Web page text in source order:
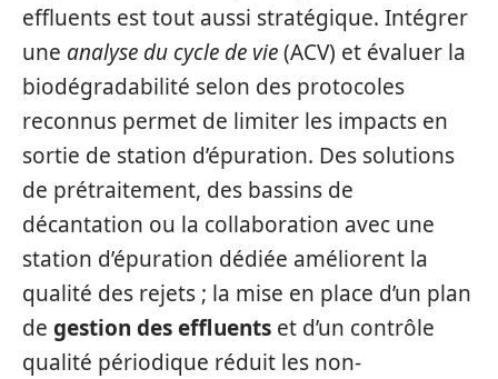
effluents est tout aussi stratégique. Intégrer
une analyse du cycle de vie(ACV) et évaluer la
biodégradabilité selon des protocoles
reconnus permet de limiter les impacts en
sortie de station d’épuration. Des solutions
de prétraitement, des bassins de
décantation ou la collaboration avec une
station d’épuration dédiée améliorent la
qualité des rejets ; la mise en place d’un plan
de gestion des effluents et d’un contrôle
qualité périodique réduit les non-